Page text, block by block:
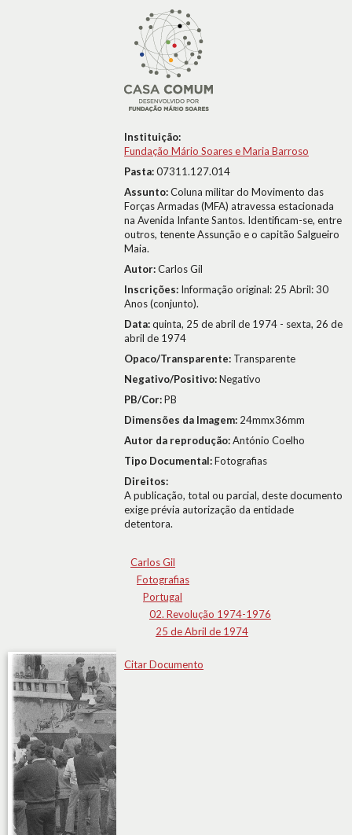
Instituição:
Fundação Mário Soares e Maria Barroso
Pasta:07311.127.014
Assunto:Coluna militar do Movimento das
Forças Armadas (MFA) atravessa estacionada
na Avenida Infante Santos. Identificam-se, entre
outros, tenente Assunção e o capitão Salgueiro
Maia.
Autor:Carlos Gil
Inscrições: Informação original: 25 Abril: 30
Anos (conjunto).
Data:quinta, 25 de abril de 1974 - sexta, 26 de
abril de 1974
Opaco/Transparente: Transparente
Negativo/Positivo:Negativo
PB/Cor:PB
Dimensões da Imagem: 24mmx36mm
Autor da reprodução:António Coelho
Tipo Documental:Fotografias
Direitos:
A publicação, total ou parcial, deste documento
exige prévia autorização da entidade
detentora.
Carlos Gil
Fotografias
Portugal
02. Revolução 1974-1976
25 de Abril de 1974
Citar Documento